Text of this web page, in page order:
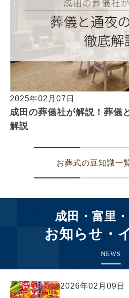
2025年02月07日
成田の葬儀社が解説！葬儀
解説
お葬式の豆知識一
成田・富里
お知らせ・
NEWS
2026年02月09日